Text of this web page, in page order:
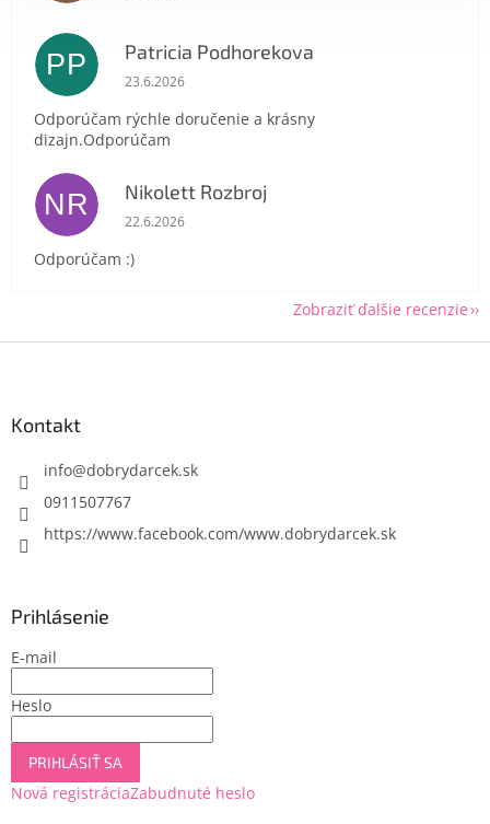
PP Patricia Podhorekova
Hodnotenie obchodu je 5 z 5 hviezdičiek.
23.6.2026
Odporúčam rýchle doručenie a krásny
dizajn.Odporúčam
NR Nikolett Rozbroj
Hodnotenie obchodu je 5 z 5 hviezdičiek.
22.6.2026
Odporúčam :)
Zobraziť ďalšie recenzie
Kontakt
info@dobrydarcek.sk
0911507767
https://www.facebook.com/www.dobrydarcek.sk
Prihlásenie
E-mail
Heslo
PRIHLÁSIŤ SA
Nová registráciaZabudnuté heslo